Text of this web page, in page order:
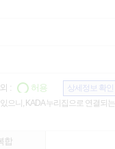
: 허용
상세정보 확인
으니, KADA 누리집으로 연결되는
합